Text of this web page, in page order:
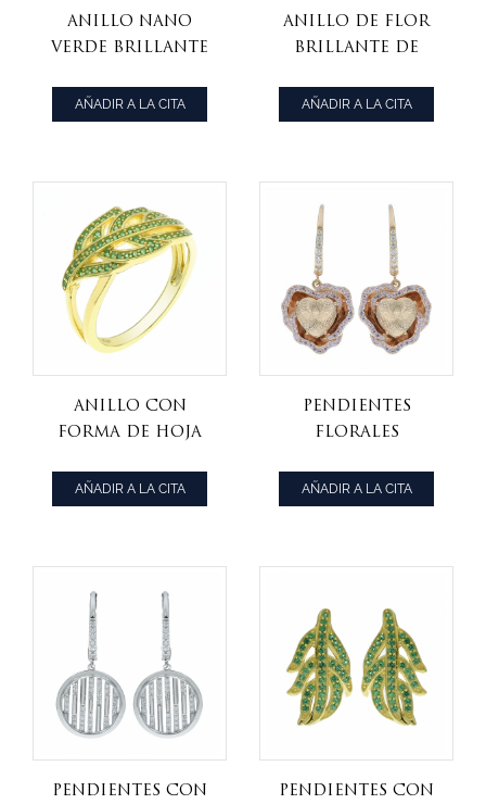
Anillo nano
verde brillante
esterlina 925
AÑADIR A LA CITA
Anillo de flor
brillante de
925
AÑADIR A LA CITA
Anillo con
forma de hoja
AÑADIR A LA CITA
Pendientes
florales
rosa de plata 925
AÑADIR A LA CITA
Pendientes con
Pendientes con